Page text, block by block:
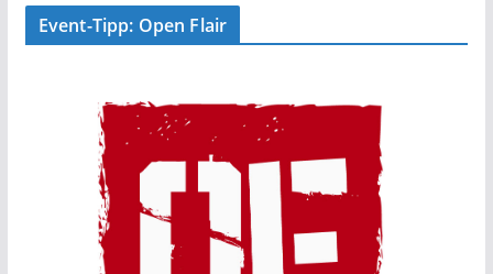
Event-Tipp: Open Flair